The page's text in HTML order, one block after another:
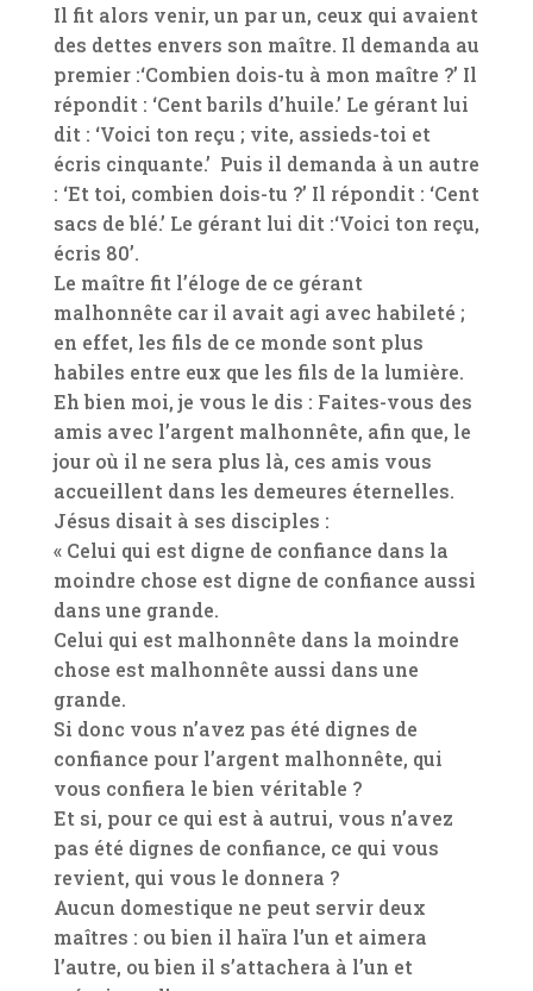
Il fit alors venir, un par un, ceux qui avaient
des dettes envers son maître. Il demanda au
premier :‘Combien dois-tu à mon maître ?’ Il
répondit : ‘Cent barils d’huile.’ Le gérant lui
dit : ‘Voici ton reçu ; vite, assieds-toi et
écris cinquante.’ Puis il demanda à un autre
: ‘Et toi, combien dois-tu ?’ Il répondit : ‘Cent
sacs de blé.’ Le gérant lui dit :‘Voici ton reçu,
écris 80’.
Le maître fit l’éloge de ce gérant
malhonnête car il avait agi avec habileté ;
en effet, les fils de ce monde sont plus
habiles entre eux que les fils de la lumière.
Eh bien moi, je vous le dis : Faites-vous des
amis avec l’argent malhonnête, afin que, le
jour où il ne sera plus là, ces amis vous
accueillent dans les demeures éternelles.
Jésus disait à ses disciples :
« Celui qui est digne de confiance dans la
moindre chose est digne de confiance aussi
dans une grande.
Celui qui est malhonnête dans la moindre
chose est malhonnête aussi dans une
grande.
Si donc vous n’avez pas été dignes de
confiance pour l’argent malhonnête, qui
vous confiera le bien véritable ?
Et si, pour ce qui est à autrui, vous n’avez
pas été dignes de confiance, ce qui vous
revient, qui vous le donnera ?
Aucun domestique ne peut servir deux
maîtres : ou bien il haïra l’un et aimera
l’autre, ou bien il s’attachera à l’un et